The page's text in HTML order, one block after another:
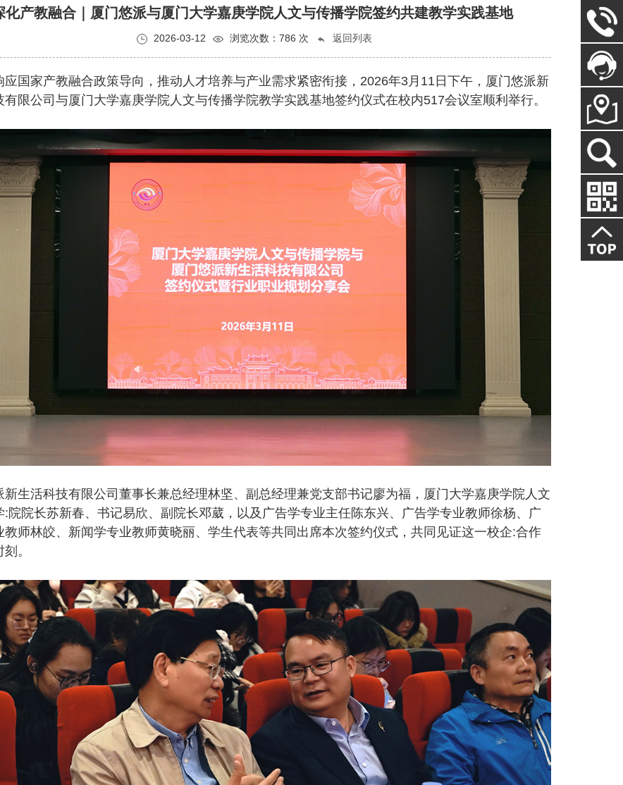
化产教融合｜厦门悠派与厦门大学嘉庚学院人文与传播学院签约共建教学实践基地
2026-03-12 浏览次数：786 次 返回列表
应国家产教融合政策导向，推动人才培养与产业需求紧密衔接，2026年3月11日下午，厦门悠派新
有限公司与厦门大学嘉庚学院人文与传播学院教学实践基地签约仪式在校内517会议室顺利举行。
新生活科技有限公司董事长兼总经理林坚、副总经理兼党支部书记廖为福，厦门大学嘉庚学院人文
:院院长苏新春、书记易欣、副院长邓葳，以及广告学专业主任陈东兴、广告学专业教师徐杨、广
教师林皎、新闻学专业教师黄晓丽、学生代表等共同出席本次签约仪式，共同见证这一校企:合作
。